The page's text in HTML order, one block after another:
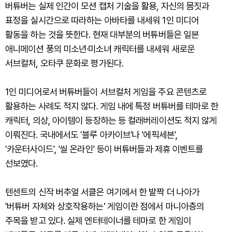
버튜버는 실제 인간이 모션 캡처 기술을 활용, 자신의 몸짓과
표정을 실시간으로 따라하는 아바타를 내세워 1인 미디어
활동을 하는 것을 뜻한다. 현재 대부분의 버튜버들은 일본
애니메이션 풍의 미소년·미소녀 캐릭터를 내세워 새로운
서브컬처, 오타쿠 문화로 평가된다.
1인 미디어로서 버튜버들이 서브컬처 게임을 주요 콘텐츠로
활용하는 사례도 적지 않다. 게임 내에 특정 버튜버를 테마로 한
캐릭터, 의상, 아이템이 등장하는 등 컬래버레이션도 적지 않게
이뤄진다. 국내에서도 '블루 아카이브'나 '에픽세븐',
'카운터사이드', '씰 온라인' 등이 버튜버들과 제휴 이벤트를
선보였다.
텐센트의 신작 버추얼 서클은 여기에서 한 발짝 더 나아가
'버튜버 자체와 상호작용하는' 게임이란 점에서 마니아층의
주목을 받고 있다. 실제 엔터테이너를 테마로 한 게임이